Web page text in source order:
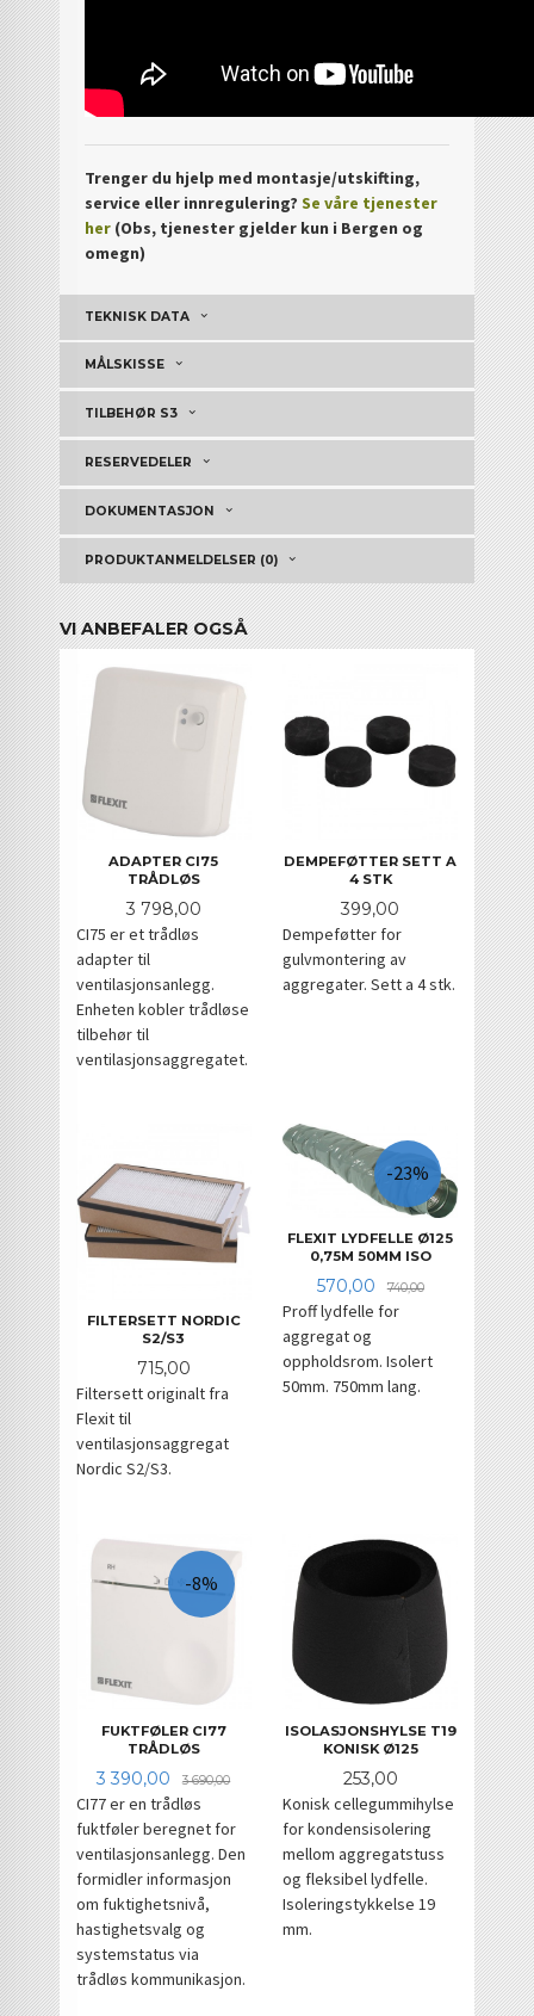
Trenger du hjelp med montasje/utskifting,
service eller innregulering?Se våre tjenester
her (Obs, tjenester gjelder kun i Bergen og
omegn)
TEKNISK DATA
MÅLSKISSE
TILBEHØR S3
RESERVEDELER
DOKUMENTASJON
PRODUKTANMELDELSER (0)
VI ANBEFALER OGSÅ
ADAPTER CI75
TRÅDLØS
Pris
3 798,00
CI75 er et trådløs
adapter til
ventilasjonsanlegg.
Enheten kobler trådløse
tilbehør til
ventilasjonsaggregatet.
DEMPEFØTTER SETT A
4 STK
Pris
399,00
Dempeføtter for
gulvmontering av
aggregater. Sett a 4 stk.
FILTERSETT NORDIC
S2/S3
Pris
715,00
Filtersett originalt fra
Flexit til
ventilasjonsaggregat
Nordic S2/S3.
FLEXIT LYDFELLE Ø125
0,75M 50MM ISO
Tilbud
570,00 740,00Rabatt
-23%
Proff lydfelle for
aggregat og
oppholdsrom. Isolert
50mm. 750mm lang.
FUKTFØLER CI77
TRÅDLØS
Tilbud
3 390,00 3 690,00Rabatt
-8%
CI77 er en trådløs
fuktføler beregnet for
ventilasjonsanlegg. Den
formidler informasjon
om fuktighetsnivå,
hastighetsvalg og
systemstatus via
trådløs kommunikasjon.
ISOLASJONSHYLSE T19
KONISK Ø125
Pris
253,00
Konisk cellegummihylse
for kondensisolering
mellom aggregatstuss
og fleksibel lydfelle.
Isoleringstykkelse 19
mm.